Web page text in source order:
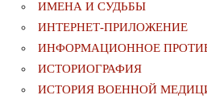
ИМЕНА И СУДЬБЫ
ИНТЕРНЕТ-ПРИЛОЖЕНИЕ
ИНФОРМАЦИОННОЕ
ИСТОРИОГРАФИЯ
ИСТОРИЯ ВОЕННОЙ